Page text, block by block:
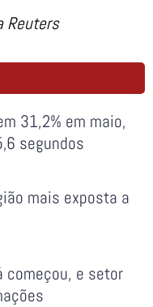
Reuters
31,2% em maio,
segundos
mais exposta a
começou, e setor